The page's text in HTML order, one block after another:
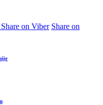
Share on Viber Share on